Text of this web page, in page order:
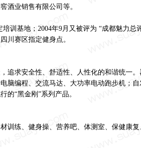
酒业销售有限公司等。
训基地；2004年9月又被评为 “成都魅力总
川赛区指定健身点。
追求安全性、舒适性、人性化的和谐统一
脑编程、交流马达、大功率电动跑步机；
的“黑金刚”系列产品。
训练、健身操、营养吧、体测室、保健康